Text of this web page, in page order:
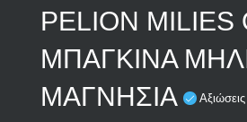
PELION
ΜΠΑΓΚΙΝΑ
ΜΑΓΝΗΣΙΑ
Αξιώσεις